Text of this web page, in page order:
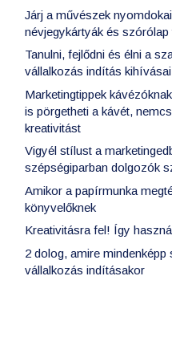
Járj a művészek
névjegykártyák és szórólap
Tanulni, fejlődni és élni a
vállalkozás indítás kihívásai
Marketingtippek
is pörgetheti a kávét,
kreativitást
Vigyél stílust a
szépségiparban dolgozók
Amikor a papírmunka
könyvelőknek
Kreativitásra fel! Így
2 dolog, amire mindenképp
vállalkozás indításakor